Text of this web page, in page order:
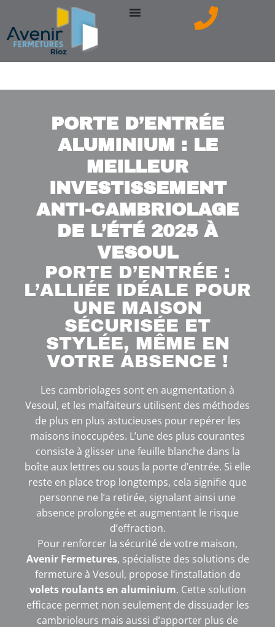
contenu
PORTE D’ENTRÉE
ALUMINIUM : LE
MEILLEUR
INVESTISSEMENT
ANTI-CAMBRIOLAGE
DE L’ÉTÉ 2025 À
VESOUL
PORTE D’ENTRÉE :
L’ALLIÉE IDÉALE POUR
UNE MAISON
SÉCURISÉE ET
STYLÉE, MÊME EN
VOTRE ABSENCE !
Les cambriolages sont en augmentation à
Vesoul, et les malfaiteurs utilisent des méthodes
de plus en plus astucieuses pour repérer les
maisons inoccupées. L’une des plus courantes
consiste à glisser une feuille blanche dans la
boîte aux lettres ou sous la porte d’entrée. Si elle
reste en place trop longtemps, cela signifie que
personne ne l’a retirée, signalant ainsi une
absence prolongée et augmentant le risque
d’effraction.
Pour renforcer la sécurité de votre maison,
Avenir Fermetures, spécialiste des solutions de
fermeture à Vesoul, propose l’installation de
volets roulants en aluminium. Cette solution
efficace permet non seulement de dissuader les
cambrioleurs mais aussi d’apporter plus de